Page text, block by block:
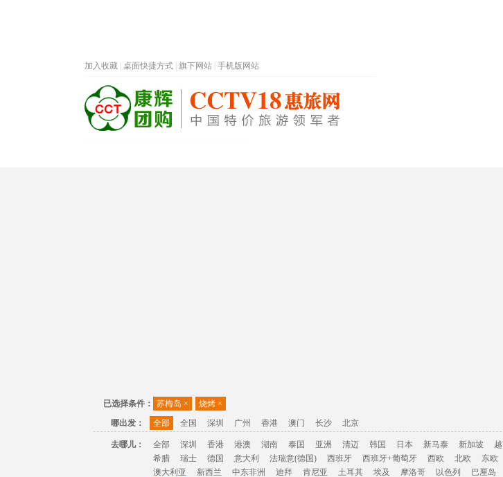
加入收藏 桌面快捷方式 旗下网站 手机版网站
已选择条件： 苏梅岛 × 烧烤 ×
哪出发：
全部 全国 深圳 广州 香港 澳门 长沙 北京
去哪儿： 全部 深圳 香港 港澳 湖南 泰国 亚洲 清迈 韩国 日本 新马泰 新加坡
希腊
瑞士 德国 意大利 法瑞意(德国) 西班牙 西班牙+葡萄牙 西欧 北欧 东欧
澳大利亚
新西兰 中东非洲 迪拜 肯尼亚 土耳其 埃及 摩洛哥 以色列 巴厘岛